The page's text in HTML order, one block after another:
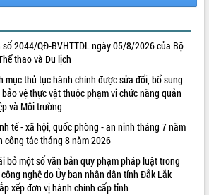
phát.
số 2044/QĐ-BVHTTDL ngày 05/8/2026 của Bộ
thao và Du lịch
mục thủ tục hành chính được sửa đổi, bổ sung
vệ thực vật thuộc phạm vi chức năng quản
và Môi trường
tế - xã hội, quốc phòng - an ninh tháng 7 năm
công tác tháng 8 năm 2026
bỏ một số văn bản quy phạm pháp luật trong
nghệ do Ủy ban nhân dân tỉnh Đắk Lắk
xếp đơn vị hành chính cấp tỉnh